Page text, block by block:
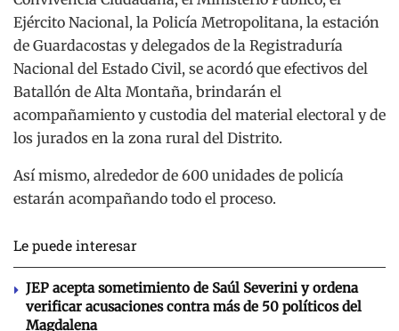
Ejército Nacional, la Policía Metropolitana, la estación
de Guardacostas y delegados de la Registraduría
Nacional del Estado Civil, se acordó que efectivos del
Batallón de Alta Montaña, brindarán el
acompañamiento y custodia del material electoral y de
los jurados en la zona rural del Distrito.
Así mismo, alrededor de 600 unidades de policía
estarán acompañando todo el proceso.
Le puede interesar
JEP acepta sometimiento de Saúl Severini y ordena
verificar acusaciones contra más de 50 políticos del
Magdalena